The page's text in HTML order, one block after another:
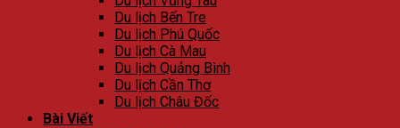
Du lịch Bến Tre
Du lịch Phú Quốc
Du lịch Cà Mau
Du lịch Quảng Bình
Du lịch Cần Thơ
Du lịch Châu Đốc
Bài Viết